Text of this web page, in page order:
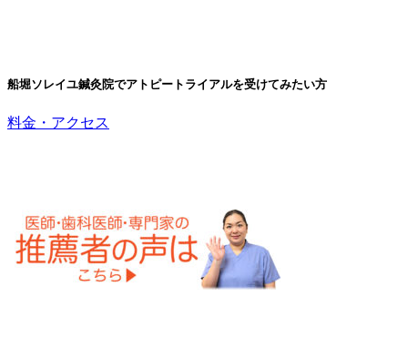
船堀ソレイユ鍼灸院でアトピートライアルを受けてみたい方
料金・アクセス